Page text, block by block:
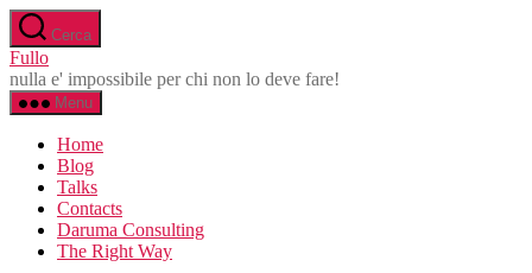
Salta
al
contenuto
Cerca
Fullo
nulla e' impossibile per chi non lo deve fare!
Menu
Home
Blog
Talks
Contacts
Daruma Consulting
The Right Way